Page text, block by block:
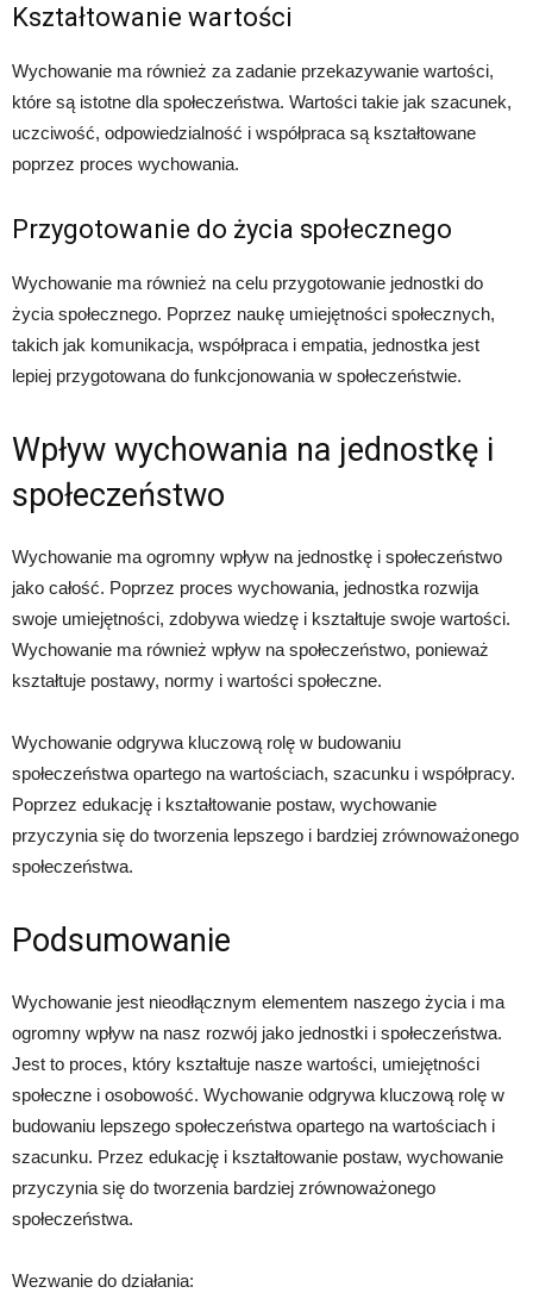
Kształtowanie wartości
Wychowanie ma również za zadanie przekazywanie wartości,
które są istotne dla społeczeństwa. Wartości takie jak szacunek,
uczciwość, odpowiedzialność i współpraca są kształtowane
poprzez proces wychowania.
Przygotowanie do życia społecznego
Wychowanie ma również na celu przygotowanie jednostki do
życia społecznego. Poprzez naukę umiejętności społecznych,
takich jak komunikacja, współpraca i empatia, jednostka jest
lepiej przygotowana do funkcjonowania w społeczeństwie.
Wpływ wychowania na jednostkę i
społeczeństwo
Wychowanie ma ogromny wpływ na jednostkę i społeczeństwo
jako całość. Poprzez proces wychowania, jednostka rozwija
swoje umiejętności, zdobywa wiedzę i kształtuje swoje wartości.
Wychowanie ma również wpływ na społeczeństwo, ponieważ
kształtuje postawy, normy i wartości społeczne.
Wychowanie odgrywa kluczową rolę w budowaniu
społeczeństwa opartego na wartościach, szacunku i współpracy.
Poprzez edukację i kształtowanie postaw, wychowanie
przyczynia się do tworzenia lepszego i bardziej zrównoważonego
społeczeństwa.
Podsumowanie
Wychowanie jest nieodłącznym elementem naszego życia i ma
ogromny wpływ na nasz rozwój jako jednostki i społeczeństwa.
Jest to proces, który kształtuje nasze wartości, umiejętności
społeczne i osobowość. Wychowanie odgrywa kluczową rolę w
budowaniu lepszego społeczeństwa opartego na wartościach i
szacunku. Przez edukację i kształtowanie postaw, wychowanie
przyczynia się do tworzenia bardziej zrównoważonego
społeczeństwa.
Wezwanie do działania: